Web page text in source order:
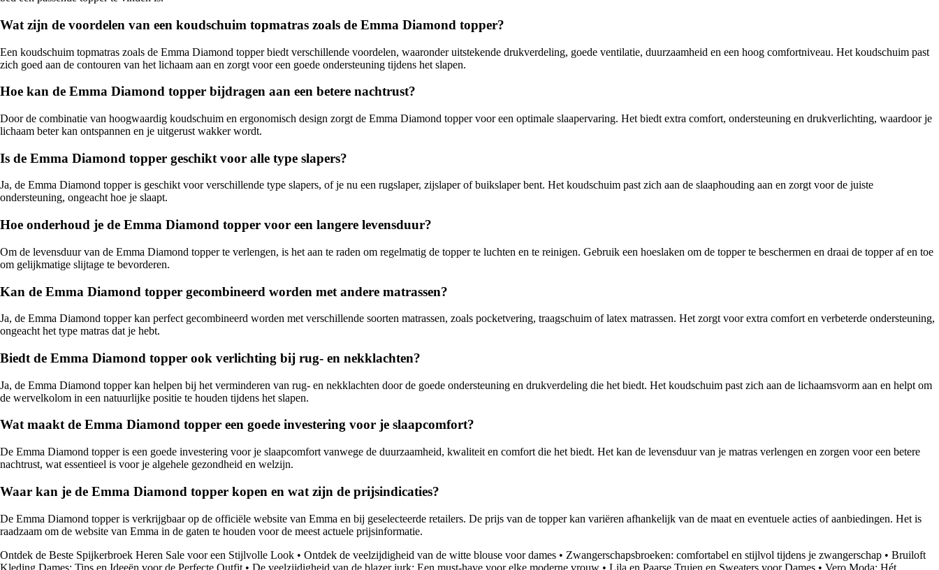
Wat zijn de voordelen van een koudschuim topmatras zoals de Emma Diamond topper?
Een koudschuim topmatras zoals de Emma Diamond topper biedt verschillende voordelen, waaronder uitstekende drukverdeling, goede ventilatie, duurzaamheid en een hoog comfortniveau. Het koudschuim past
zich goed aan de contouren van het lichaam aan en zorgt voor een goede ondersteuning tijdens het slapen.
Hoe kan de Emma Diamond topper bijdragen aan een betere nachtrust?
Door de combinatie van hoogwaardig koudschuim en ergonomisch design zorgt de Emma Diamond topper voor een optimale slaapervaring. Het biedt extra comfort, ondersteuning en drukverlichting, waardoor je
lichaam beter kan ontspannen en je uitgerust wakker wordt.
Is de Emma Diamond topper geschikt voor alle type slapers?
Ja, de Emma Diamond topper is geschikt voor verschillende type slapers, of je nu een rugslaper, zijslaper of buikslaper bent. Het koudschuim past zich aan de slaaphouding aan en zorgt voor de juiste
ondersteuning, ongeacht hoe je slaapt.
Hoe onderhoud je de Emma Diamond topper voor een langere levensduur?
Om de levensduur van de Emma Diamond topper te verlengen, is het aan te raden om regelmatig de topper te luchten en te reinigen. Gebruik een hoeslaken om de topper te beschermen en draai de topper af en toe
om gelijkmatige slijtage te bevorderen.
Kan de Emma Diamond topper gecombineerd worden met andere matrassen?
Ja, de Emma Diamond topper kan perfect gecombineerd worden met verschillende soorten matrassen, zoals pocketvering, traagschuim of latex matrassen. Het zorgt voor extra comfort en verbeterde ondersteuning,
ongeacht het type matras dat je hebt.
Biedt de Emma Diamond topper ook verlichting bij rug- en nekklachten?
Ja, de Emma Diamond topper kan helpen bij het verminderen van rug- en nekklachten door de goede ondersteuning en drukverdeling die het biedt. Het koudschuim past zich aan de lichaamsvorm aan en helpt om
de wervelkolom in een natuurlijke positie te houden tijdens het slapen.
Wat maakt de Emma Diamond topper een goede investering voor je slaapcomfort?
De Emma Diamond topper is een goede investering voor je slaapcomfort vanwege de duurzaamheid, kwaliteit en comfort die het biedt. Het kan de levensduur van je matras verlengen en zorgen voor een betere
nachtrust, wat essentieel is voor je algehele gezondheid en welzijn.
Waar kan je de Emma Diamond topper kopen en wat zijn de prijsindicaties?
De Emma Diamond topper is verkrijgbaar op de officiële website van Emma en bij geselecteerde retailers. De prijs van de topper kan variëren afhankelijk van de maat en eventuele acties of aanbiedingen. Het is
raadzaam om de website van Emma in de gaten te houden voor de meest actuele prijsinformatie.
Ontdek de Beste Spijkerbroek Heren Sale voor een Stijlvolle Look • Ontdek de veelzijdigheid van de witte blouse voor dames • Zwangerschapsbroeken: comfortabel en stijlvol tijdens je zwangerschap • Bruiloft
Kleding Dames: Tips en Ideeën voor de Perfecte Outfit • De veelzijdigheid van de blazer jurk: Een must-have voor elke moderne vrouw • Lila en Paarse Truien en Sweaters voor Dames • Vero Moda: Hét